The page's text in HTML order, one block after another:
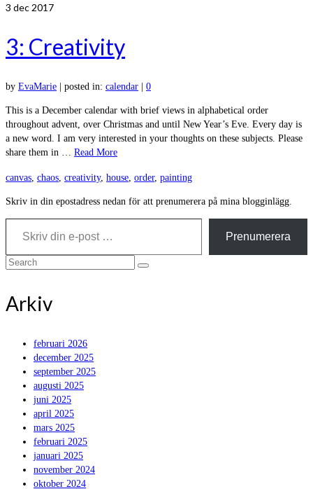
3 dec 2017
3: Creativity
by EvaMarie posted in: calendar 0
This is a December calendar with brief views in alphabetical order
throughout advent, over Christmas and until New Year’s Eve. Every day is
a new word. I am very interested in your thoughts on these subjects. Please
share them in … Read More
canvas, chaos, creativity, house, order, painting
Skriv in din epostadress nedan för att prenumerera på mina blogginlägg.
Skriv din e-post …
Prenumerera
Search
Arkiv
februari 2026
december 2025
september 2025
augusti 2025
juni 2025
april 2025
mars 2025
februari 2025
januari 2025
november 2024
oktober 2024